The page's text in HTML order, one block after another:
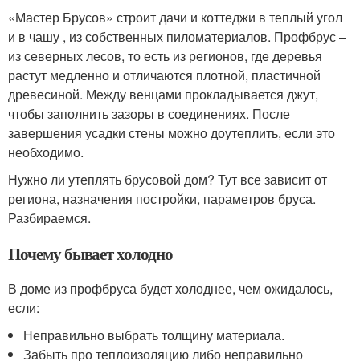
«Мастер Брусов» строит дачи и коттеджи в теплый угол
и в чашу , из собственных пиломатериалов. Профбрус –
из северных лесов, то есть из регионов, где деревья
растут медленно и отличаются плотной, пластичной
древесиной. Между венцами прокладывается джут,
чтобы заполнить зазоры в соединениях. После
завершения усадки стены можно доутеплить, если это
необходимо.
Нужно ли утеплять брусовой дом? Тут все зависит от
региона, назначения постройки, параметров бруса.
Разбираемся.
Почему бывает холодно
В доме из профбруса будет холоднее, чем ожидалось,
если:
Неправильно выбрать толщину материала.
Забыть про теплоизоляцию либо неправильно